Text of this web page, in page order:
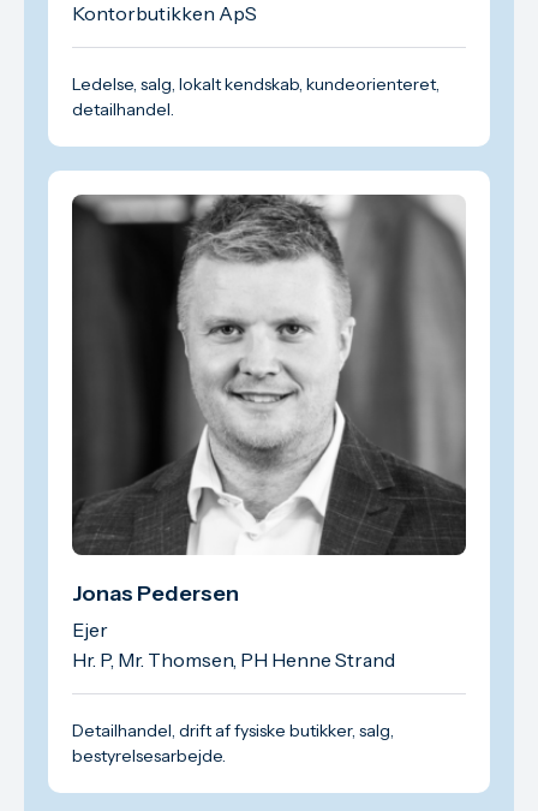
Kontorbutikken ApS
Ledelse, salg, lokalt kendskab, kundeorienteret,
detailhandel.
Jonas Pedersen
Ejer
Hr. P, Mr. Thomsen, PH Henne Strand
Detailhandel, drift af fysiske butikker, salg,
bestyrelsesarbejde.